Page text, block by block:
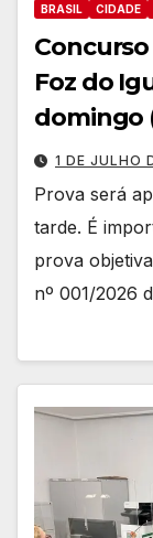
BRASIL CIDADE
Foz do
domingo
1 DE JULHO
Prova será
tarde. É
prova
nº 001/2026